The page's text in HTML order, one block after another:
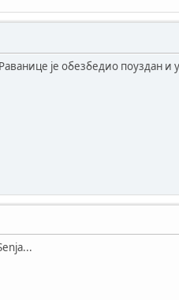
је обезбедио поуздан